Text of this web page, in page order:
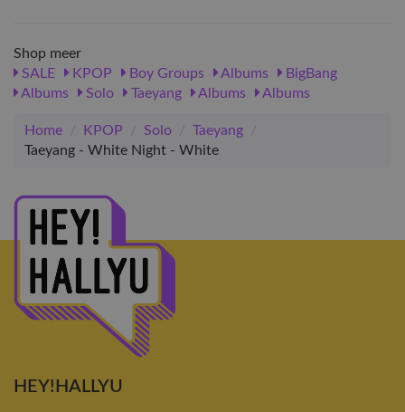
Shop meer
SALE
KPOP Boy Groups Albums
BigBang
Albums
Solo Taeyang Albums Albums
Home / KPOP / Solo / Taeyang
/
Taeyang - White Night - White
HEY!HALLYU